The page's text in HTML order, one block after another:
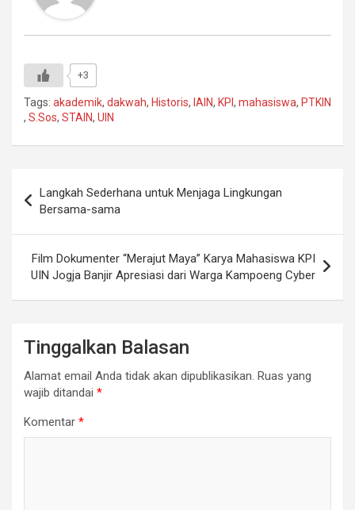
+3
Tags: akademik, dakwah, Historis, IAIN, KPI , mahasiswa, PTKIN
, S.Sos, STAIN, UIN
pos
Langkah Sederhana untuk Menjaga Lingkungan
Bersama-sama
Film Dokumenter “Merajut Maya” Karya Mahasiswa KPI
UIN Jogja Banjir Apresiasi dari Warga Kampoeng Cyber
Tinggalkan Balasan
Alamat email Anda tidak akan dipublikasikan. Ruas yang
wajib ditandai *
Komentar *